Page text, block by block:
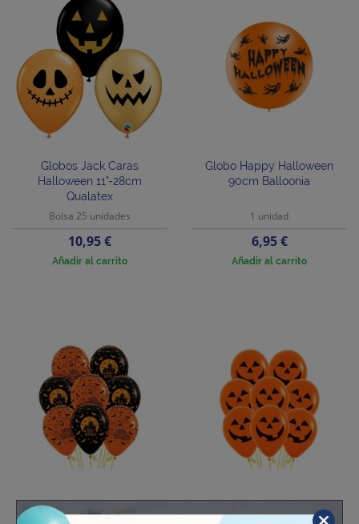
Globos Jack Caras
Halloween 11"-28cm
Qualatex
Bolsa 25 unidades
Precio
10,95 €
Añadir al carrito
Globo Happy Halloween
90cm Balloonia
1 unidad
Precio
6,95 €
Añadir al carrito
Globos Halloween Noche
12" Sempertex
Globos CALABAZA 12"